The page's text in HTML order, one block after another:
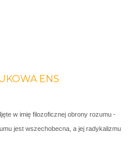
ENS
w imię filozoficznej obrony rozumu -
jest wszechobecna, a jej radykalizmu